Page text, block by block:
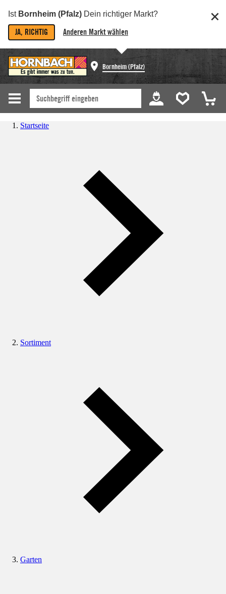
Ist Bornheim (Pfalz) Dein richtiger Markt?
JA, RICHTIG Anderen Markt wählen
Bornheim (Pfalz)
Startseite
Sortiment
Garten